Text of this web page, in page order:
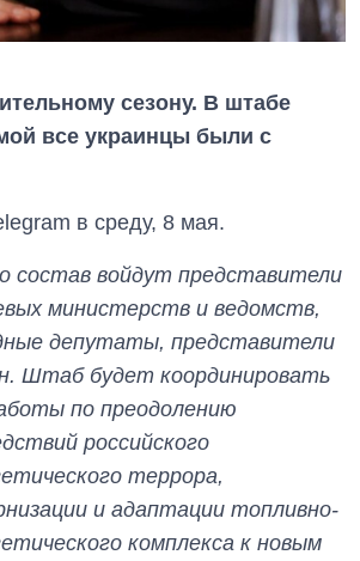
сезону. В штабе
все украинцы были с
в среду, 8 мая.
состав войдут представители
министерств и ведомств,
депутаты, представители
Штаб будет координировать
по преодолению
российского
террора,
и адаптации топливно-
комплекса к новым
количество
медучреждений в
вторжения